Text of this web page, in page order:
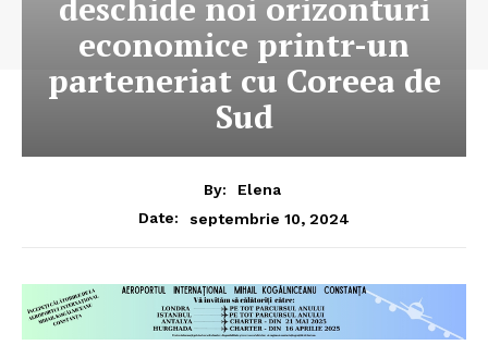
deschide noi orizonturi
economice printr-un
parteneriat cu Coreea de
Sud
By:
Elena
Date:
septembrie 10, 2024